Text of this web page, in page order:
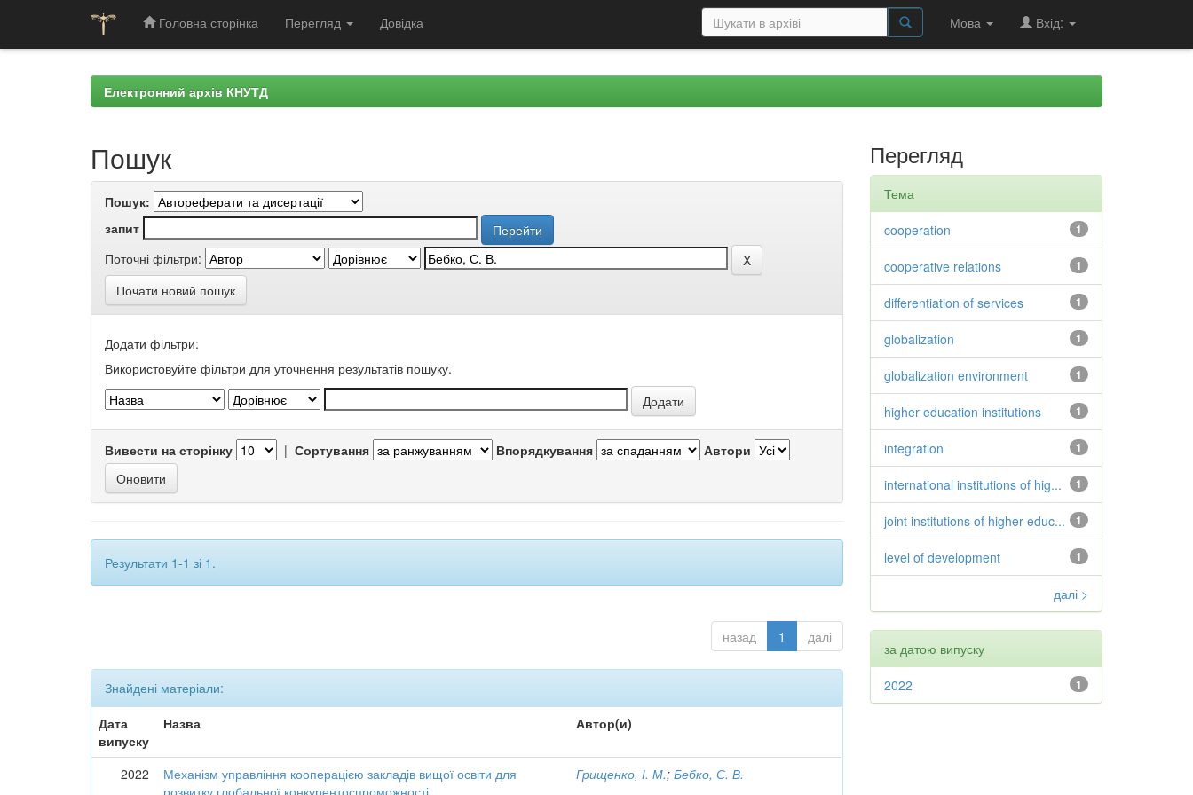
Головна сторінка Перегляд Довідка Мова Вхід:
Електронний архів КНУТД
Пошук
Пошук:
запит
Поточні фільтри:
Почати новий пошук
Додати фільтри:
Використовуйте фільтри для уточнення результатів пошуку.
Вивести на сторінку | Сортування Впорядкування Автори
Результати 1-1 зі 1.
назад 1 далі
Знайдені матеріали:
Дата
випуску
Назва Автор(и)
2022
Механізм управління кооперацією закладів вищої освіти для
розвитку глобальної конкурентоспроможності
Грищенко, І. М.;Бебко, С. В.
Перегляд
Тема
1
cooperation
1
cooperative relations
1
differentiation of services
1
globalization
1
globalization environment
1
higher education institutions
1
integration
1
international institutions of hig...
1
joint institutions of higher educ...
1
level of development
далі >
за датою випуску
1
2022